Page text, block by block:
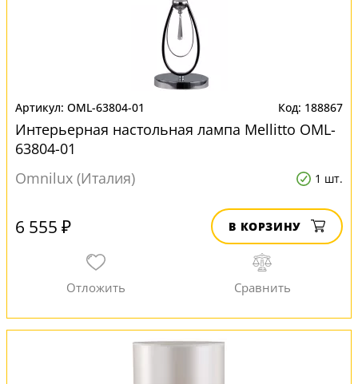
OML-63804-01 188867
Интерьерная настольная лампа Mellitto OML-
63804-01
Omnilux (Италия)
1 шт.
6 555 ₽ В КОРЗИНУ